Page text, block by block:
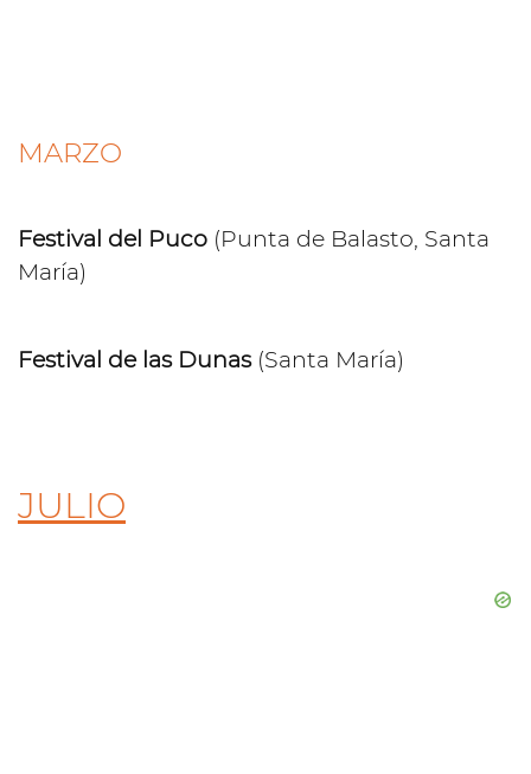
MARZO
Festival del Puco (Punta de Balasto, Santa
María)
Festival de las Dunas(Santa María)
JULIO